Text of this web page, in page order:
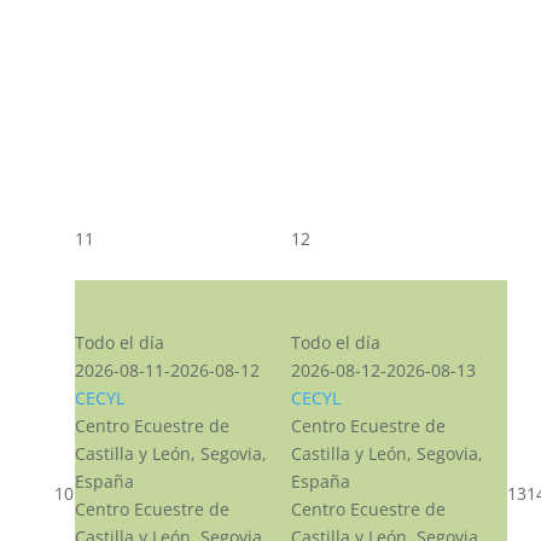
10
11
Todo el día
2026-08-11-2026-08-12
CECYL
Centro Ecuestre de
Castilla y León, Segovia,
España
Centro Ecuestre de
12
Todo el día
2026-08-12-2026-08-13
CECYL
Centro Ecuestre de
Castilla y León, Segovia,
España
Centro Ecuestre de
13